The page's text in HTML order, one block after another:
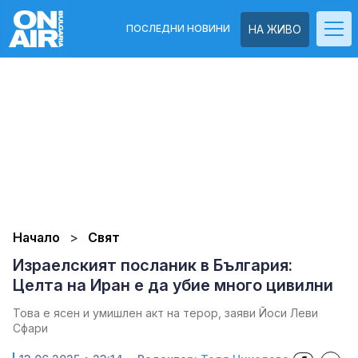
НА ЖИВО
ПОСЛЕДНИ НОВИНИ
Начало Свят
Израелският посланик в България:
Целта на Иран е да убие много цивилни
Това е ясен и умишлен акт на терор, заяви Йоси Леви
Сфари